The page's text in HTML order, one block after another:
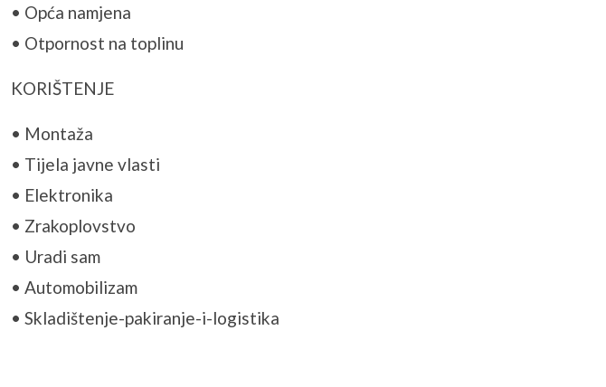
• Opća namjena
• Otpornost na toplinu
KORIŠTENJE
• Montaža
• Tijela javne vlasti
• Elektronika
• Zrakoplovstvo
• Uradi sam
• Automobilizam
• Skladištenje-pakiranje-i-logistika